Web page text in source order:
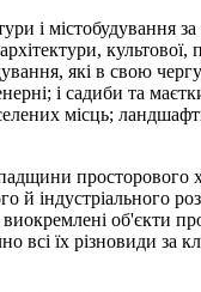
і містобудування
культової,
які в свою чергу
і садиби та
місць;
просторового
й індустріального
об'єкти
всі їх різновиди за